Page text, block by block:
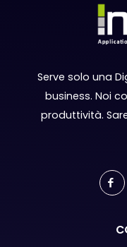
Serve solo una
business. Noi
produttività.